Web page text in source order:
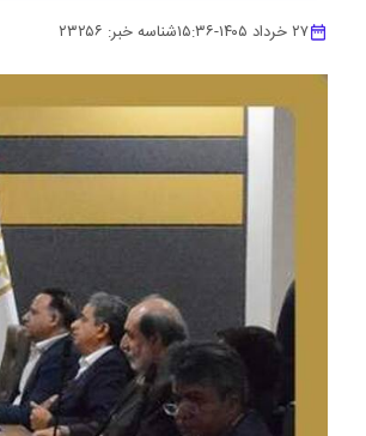
۲۷ خرداد ۱۴۰۵ -۱۵:۳۶شناسه خبر: ۲۳۲۵۶